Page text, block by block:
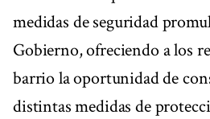
medidas de seguridad
Gobierno, ofreciendo a los
barrio la oportunidad de
distintas medidas de